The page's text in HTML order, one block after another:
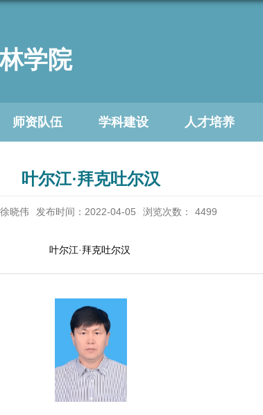
学院
师资队伍 学科建设 人才培养
叶尔江·拜克吐尔汉
晓伟 发布时间：2022-04-05 浏览次数： 4499
叶尔江· 拜克吐尔汉